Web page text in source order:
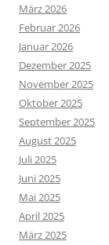
März 2026
Februar 2026
Januar 2026
Dezember 2025
November 2025
Oktober 2025
September 2025
August 2025
Juli 2025
Juni 2025
Mai 2025
April 2025
März 2025